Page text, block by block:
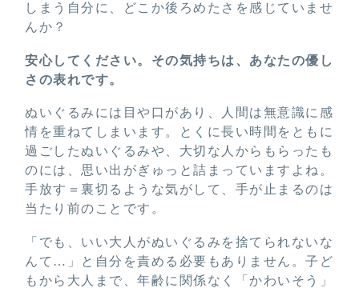
しまう自分に、どこか後ろめたさを感じていませ
んか？
安心してください。その気持ちは、あなたの優し
さの表れです。
ぬいぐるみには目や口があり、人間は無意識に感
情を重ねてしまいます。とくに長い時間をともに
過ごしたぬいぐるみや、大切な人からもらったも
のには、思い出がぎゅっと詰まっていますよね。
手放す＝裏切るような気がして、手が止まるのは
当たり前のことです。
「でも、いい大人がぬいぐるみを捨てられないな
んて…」と自分を責める必要もありません。子ど
もから大人まで、年齢に関係なく「かわいそう」